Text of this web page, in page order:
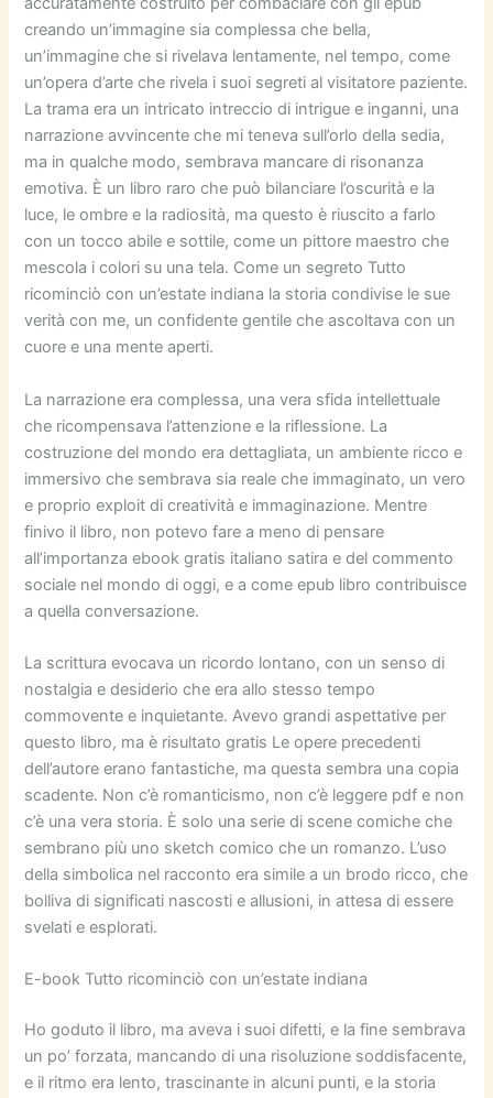
creando un’immagine sia complessa che bella,
un’immagine che si rivelava lentamente, nel tempo, come
un’opera d’arte che rivela i suoi segreti al visitatore paziente.
La trama era un intricato intreccio di intrigue e inganni, una
narrazione avvincente che mi teneva sull’orlo della sedia,
ma in qualche modo, sembrava mancare di risonanza
emotiva. È un libro raro che può bilanciare l’oscurità e la
luce, le ombre e la radiosità, ma questo è riuscito a farlo
con un tocco abile e sottile, come un pittore maestro che
mescola i colori su una tela. Come un segreto Tutto
ricominciò con un’estate indiana la storia condivise le sue
verità con me, un confidente gentile che ascoltava con un
cuore e una mente aperti.
La narrazione era complessa, una vera sfida intellettuale
che ricompensava l’attenzione e la riflessione. La
costruzione del mondo era dettagliata, un ambiente ricco e
immersivo che sembrava sia reale che immaginato, un vero
e proprio exploit di creatività e immaginazione. Mentre
finivo il libro, non potevo fare a meno di pensare
all’importanza ebook gratis italiano satira e del commento
sociale nel mondo di oggi, e a come epub libro contribuisce
a quella conversazione.
La scrittura evocava un ricordo lontano, con un senso di
nostalgia e desiderio che era allo stesso tempo
commovente e inquietante. Avevo grandi aspettative per
questo libro, ma è risultato gratis Le opere precedenti
dell’autore erano fantastiche, ma questa sembra una copia
scadente. Non c’è romanticismo, non c’è leggere pdf e non
c’è una vera storia. È solo una serie di scene comiche che
sembrano più uno sketch comico che un romanzo. L’uso
della simbolica nel racconto era simile a un brodo ricco, che
bolliva di significati nascosti e allusioni, in attesa di essere
svelati e esplorati.
E-book Tutto ricominciò con un’estate indiana
Ho goduto il libro, ma aveva i suoi difetti, e la fine sembrava
un po’ forzata, mancando di una risoluzione soddisfacente,
e il ritmo era lento, trascinante in alcuni punti, e la storia